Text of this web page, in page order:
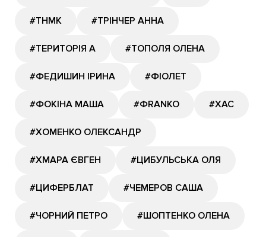
#ТНМК #ТРІНЧЕР АННА
#ТЕРИТОРІЯ А #ТОПОЛЯ ОЛЕНА
#ФЕДИШИН ІРИНА #ФІОЛЕТ
#ФОКІНА МАША #ФRANKO #ХАС
#ХОМЕНКО ОЛЕКСАНДР
#ХМАРА ЄВГЕН #ЦИБУЛЬСЬКА ОЛЯ
#ЦИФЕРБЛАТ #ЧЕМЕРОВ САША
#ЧОРНИЙ ПЕТРО #ШОПТЕНКО ОЛЕНА